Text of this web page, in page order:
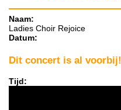
Naam:
Ladies Choir Rejoice
Datum:
Dit concert is al voorbij!
Tijd: